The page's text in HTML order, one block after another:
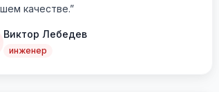
качестве.”
Виктор Лебедев
инженер